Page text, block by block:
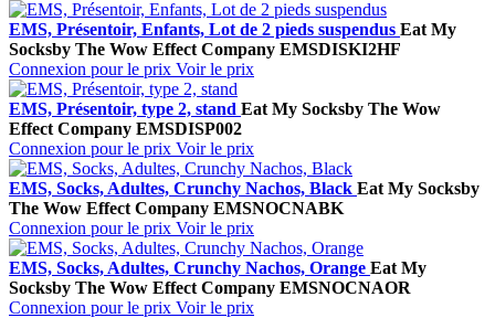
EMS, Présentoir, Enfants, Lot de 2 pieds suspendus Eat My
Socksby The Wow Effect Company EMSDISKI2HF
Connexion pour le prix Voir le prix
EMS, Présentoir, type 2, stand Eat My Socksby The Wow
Effect Company EMSDISP002
Connexion pour le prix Voir le prix
EMS, Socks, Adultes, Crunchy Nachos, Black Eat My Socksby
The Wow Effect Company EMSNOCNABK
Connexion pour le prix Voir le prix
EMS, Socks, Adultes, Crunchy Nachos, Orange Eat My
Socksby The Wow Effect Company EMSNOCNAOR
Connexion pour le prix Voir le prix